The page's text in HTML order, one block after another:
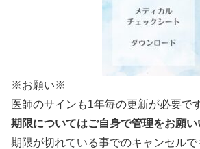
※お願い※
医師のサインも1年毎の更新が必要です
期限についてはご自身で管理をお願い
期限が切れている事でのキャンセル